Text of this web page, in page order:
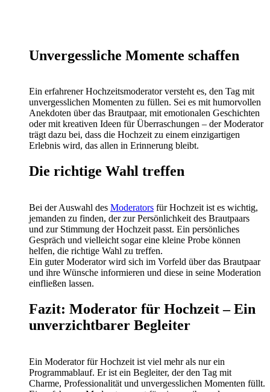
Unvergessliche Momente schaffen
Ein erfahrener Hochzeitsmoderator versteht es, den Tag mit
unvergesslichen Momenten zu füllen. Sei es mit humorvollen
Anekdoten über das Brautpaar, mit emotionalen Geschichten
oder mit kreativen Ideen für Überraschungen – der Moderator
trägt dazu bei, dass die Hochzeit zu einem einzigartigen
Erlebnis wird, das allen in Erinnerung bleibt.
Die richtige Wahl treffen
Bei der Auswahl des Moderators für Hochzeit ist es wichtig,
jemanden zu finden, der zur Persönlichkeit des Brautpaars
und zur Stimmung der Hochzeit passt. Ein persönliches
Gespräch und vielleicht sogar eine kleine Probe können
helfen, die richtige Wahl zu treffen.
Ein guter Moderator wird sich im Vorfeld über das Brautpaar
und ihre Wünsche informieren und diese in seine Moderation
einfließen lassen.
Fazit: Moderator für Hochzeit – Ein
unverzichtbarer Begleiter
Ein Moderator für Hochzeit ist viel mehr als nur ein
Programmablauf. Er ist ein Begleiter, der den Tag mit
Charme, Professionalität und unvergesslichen Momenten füllt.